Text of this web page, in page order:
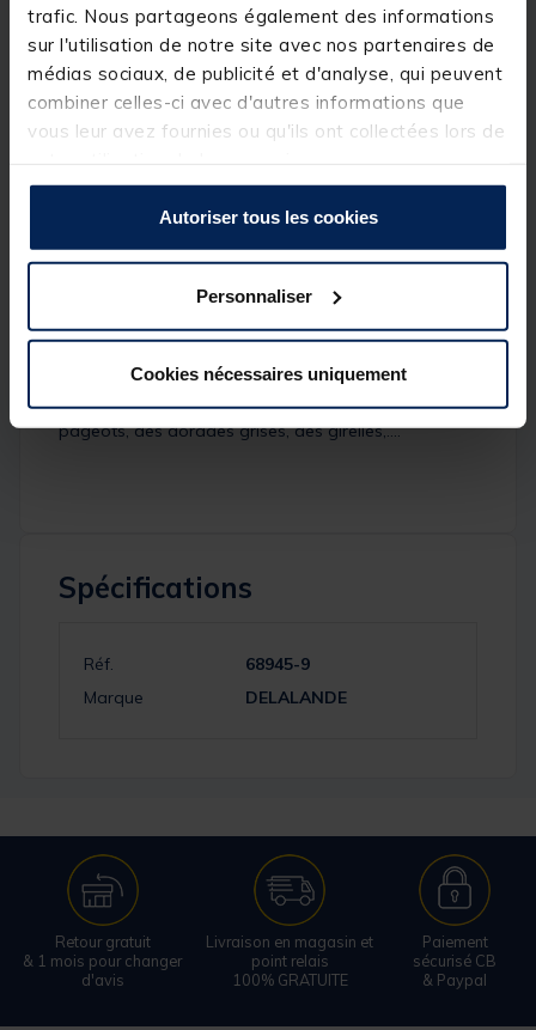
trafic. Nous partageons également des informations
sur l'utilisation de notre site avec nos partenaires de
médias sociaux, de publicité et d'analyse, qui peuvent
combiner celles-ci avec d'autres informations que
vous leur avez fournies ou qu'ils ont collectées lors de
Autoriser tous les cookies
Personnaliser
Cookies nécessaires uniquement
Description Spécifications
Description & détails
Plomb montre
pour la pêche en mer ou en eau
plombest conçu pour la pêche au posé
mais il s'utilise aussi bien en pêche en bateau en
plomb montreDelalande est un plomb
plaque bien sur le fond.
Il s'utilise en pêche en bateau pour la pêche des
pageots, des dorades grises, des girelles,....
Spécifications
Réf.
68945-9
Marque
DELALANDE
Retour gratuit
& 1 mois pour changer
d'avis
Livraison en magasin et
point relais
100% GRATUITE
Paiement
sécurisé CB
& Paypal